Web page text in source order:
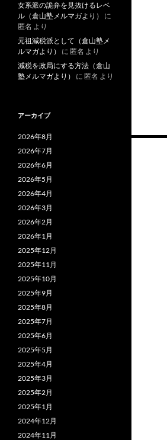
女系派の詭弁を見抜けるレベ
ル（倉山塾メルマガより）
に
匿名 より
元祖減税派として（倉山塾メ
ルマガより）
に 匿名 より
減税を政局にする方法（倉山
塾メルマガより）
に 匿名 より
アーカイブ
2026年8月
2026年7月
2026年6月
2026年5月
2026年4月
2026年3月
2026年2月
2026年1月
2025年12月
2025年11月
2025年10月
2025年9月
2025年8月
2025年7月
2025年6月
2025年5月
2025年4月
2025年3月
2025年2月
2025年1月
2024年12月
2024年11月